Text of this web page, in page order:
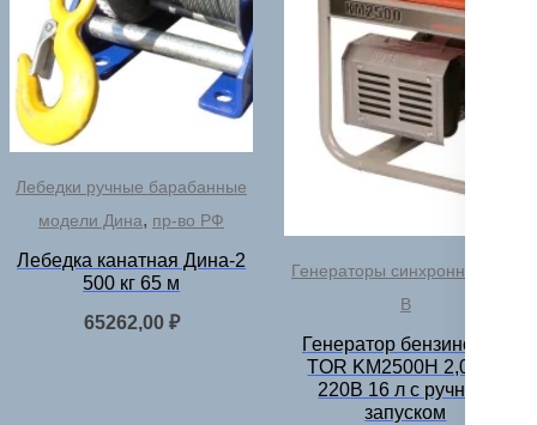
Лебедки ручные барабанные
модели Дина, пр-во РФ
Лебедка канатная Дина-2
500 кг 65 м
65262,00 ₽
Генераторы синхронные 220
В
Генератор бензиновый
TOR KM2500H 2,0 кВт
220В 16 л с ручным
запуском